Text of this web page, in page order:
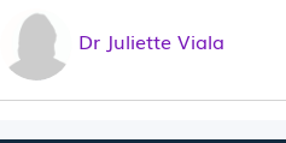
Dr Juliette Viala